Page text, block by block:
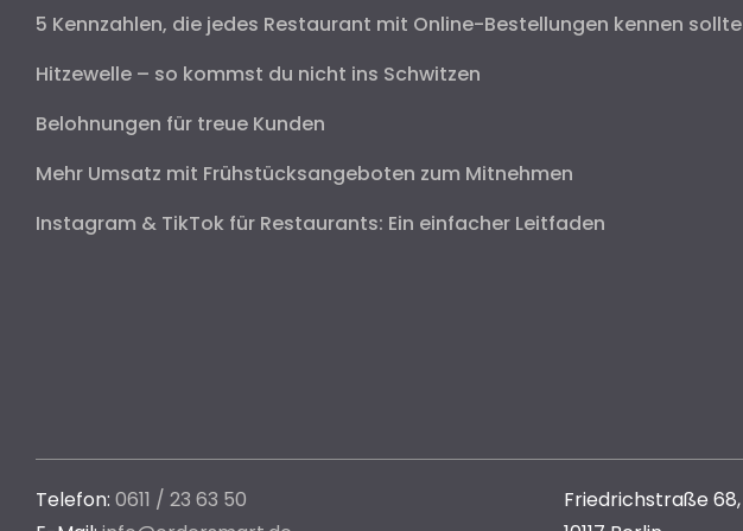
5 Kennzahlen, die jedes Restaurant mit Online-Bestellungen kennen sollte
Hitzewelle – so kommst du nicht ins Schwitzen
Belohnungen für treue Kunden
Mehr Umsatz mit Frühstücksangeboten zum Mitnehmen
Instagram & TikTok für Restaurants: Ein einfacher Leitfaden
Telefon: 0611 / 23 63 50
Friedrichstraße 68,